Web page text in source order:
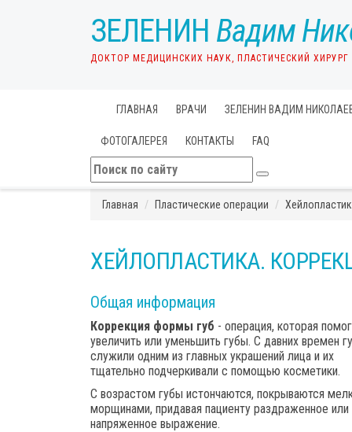
ЗЕЛЕНИН Вадим
ДОКТОР МЕДИЦИНСКИХ НАУК, ПЛАСТИЧЕСКИЙ ХИРУРГ
ГЛАВНАЯ ВРАЧИ ЗЕЛЕНИН ВАДИМ
ФОТОГАЛЕРЕЯ КОНТАКТЫ FAQ
Главная Пластические операции
ХЕЙЛОПЛАСТИКА.
Общая информация
Коррекция формы губ - операция, которая
увеличить или уменьшить губы. С давних времен
служили одним из главных украшений лица и их
тщательно подчеркивали с помощью косметики.
С возрастом губы истончаются, покрываются
морщинами, придавая пациенту раздраженное или
напряженное выражение.